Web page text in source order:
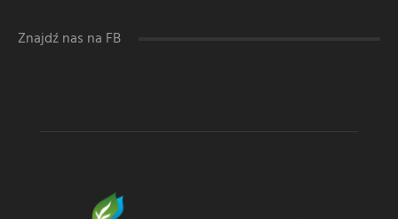
Znajdź nas na FB